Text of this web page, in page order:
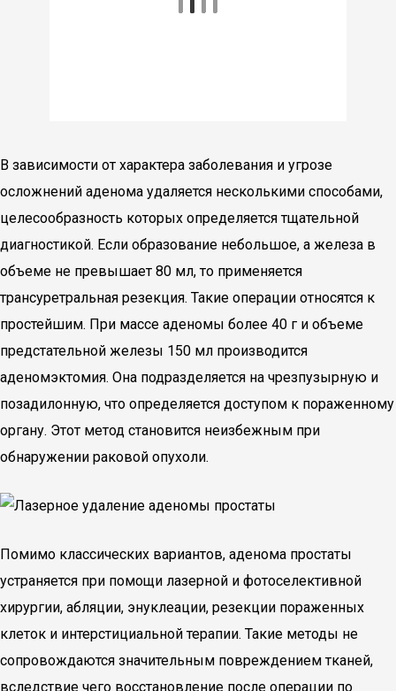
В зависимости от характера заболевания и угрозе
осложнений аденома удаляется несколькими способами,
целесообразность которых определяется тщательной
диагностикой. Если образование небольшое, а железа в
объеме не превышает 80 мл, то применяется
трансуретральная резекция. Такие операции относятся к
простейшим. При массе аденомы более 40 г и объеме
предстательной железы 150 мл производится
аденомэктомия. Она подразделяется на чрезпузырную и
позадилонную, что определяется доступом к пораженному
органу. Этот метод становится неизбежным при
обнаружении раковой опухоли.
Помимо классических вариантов, аденома простаты
устраняется при помощи лазерной и фотоселективной
хирургии, абляции, энуклеации, резекции пораженных
клеток и интерстициальной терапии. Такие методы не
сопровождаются значительным повреждением тканей,
вследствие чего восстановление после операции по